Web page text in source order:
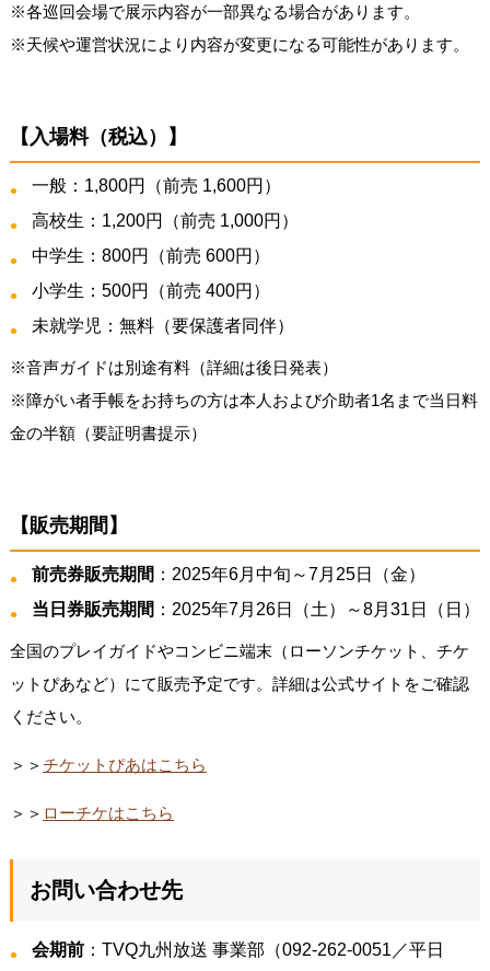
※各巡回会場で展示内容が一部異なる場合があります。
※天候や運営状況により内容が変更になる可能性があります。
【入場料（税込）】
一般：1,800円（前売 1,600円）
高校生：1,200円（前売 1,000円）
中学生：800円（前売 600円）
小学生：500円（前売 400円）
未就学児：無料（要保護者同伴）
※音声ガイドは別途有料（詳細は後日発表）
※障がい者手帳をお持ちの方は本人および介助者1名まで当日料
金の半額（要証明書提示）
【販売期間】
前売券販売期間 ：2025年6月中旬～7月25日（金）
当日券販売期間 ：2025年7月26日（土）～8月31日（日）
全国のプレイガイドやコンビニ端末（ローソンチケット、チケ
ットぴあなど）にて販売予定です。詳細は公式サイトをご確認
ください。
＞＞ チケットぴあはこちら
＞＞ ローチケはこちら
お問い合わせ先
会期前：TVQ九州放送 事業部（092-262-0051／平日